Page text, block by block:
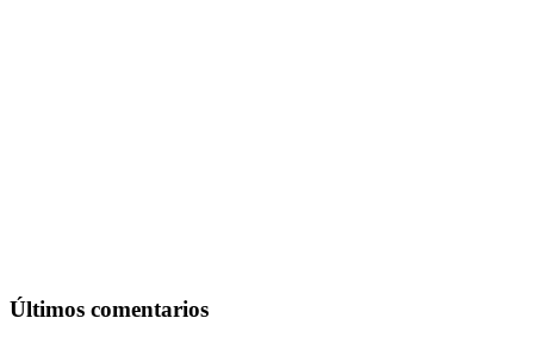
Últimos comentarios